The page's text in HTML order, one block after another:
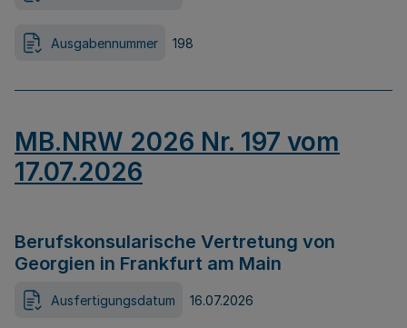
Ausgabennummer 198
MB.NRW 2026 Nr. 197 vom
17.07.2026
Berufskonsularische Vertretung von
Georgien in Frankfurt am Main
Ausfertigungsdatum 16.07.2026